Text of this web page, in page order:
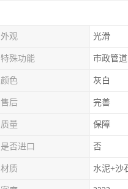
外观 光滑
特殊功能 市政管道
颜色 灰白
售后 完善
质量 保障
是否进口 否
材质 水泥+沙